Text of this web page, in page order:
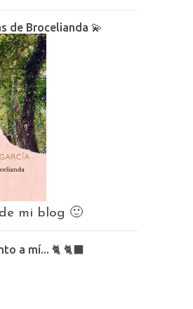
de Brocelianda 💫
mi blog 🙂
a mí... 🐈 🐈‍⬛